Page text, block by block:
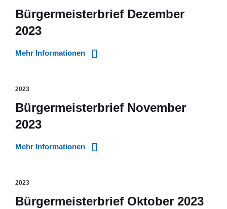
Bürgermeisterbrief Dezember
2023
Mehr Informationen
2023
Bürgermeisterbrief November
2023
Mehr Informationen
2023
Bürgermeisterbrief Oktober 2023